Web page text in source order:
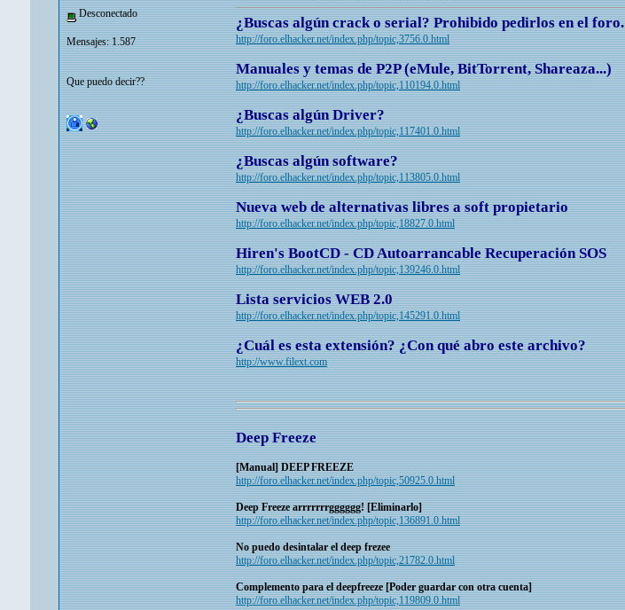
Desconectado
Mensajes: 1.587
Que puedo decir??
¿Buscas algún crack o serial? Prohibido pedirlos en el foro.
http://foro.elhacker.net/index.php/topic,3756.0.html
Manuales y temas de P2P (eMule, BitTorrent, Shareaza...)
http://foro.elhacker.net/index.php/topic,110194.0.html
¿Buscas algún Driver?
http://foro.elhacker.net/index.php/topic,117401.0.html
¿Buscas algún software?
http://foro.elhacker.net/index.php/topic,113805.0.html
Nueva web de alternativas libres a soft propietario
http://foro.elhacker.net/index.php/topic,18827.0.html
Hiren's BootCD - CD Autoarrancable Recuperación SOS
http://foro.elhacker.net/index.php/topic,139246.0.html
Lista servicios WEB 2.0
http://foro.elhacker.net/index.php/topic,145291.0.html
¿Cuál es esta extensión? ¿Con qué abro este archivo?
http://www.filext.com
Deep Freeze
[Manual] DEEP FREEZE
http://foro.elhacker.net/index.php/topic,50925.0.html
Deep Freeze arrrrrrrgggggg! [Eliminarlo]
http://foro.elhacker.net/index.php/topic,136891.0.html
No puedo desintalar el deep frezee
http://foro.elhacker.net/index.php/topic,21782.0.html
Complemento para el deepfreeze [Poder guardar con otra cuenta]
http://foro.elhacker.net/index.php/topic,119809.0.html